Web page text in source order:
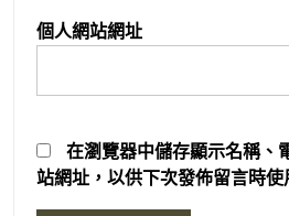
個人網站網址
在瀏覽器中儲存顯示名稱、
站網址，以供下次發佈留言時使